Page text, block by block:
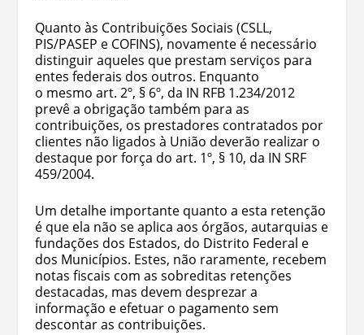
Quanto às Contribuições Sociais (CSLL,
PIS/PASEP e COFINS), novamente é necessário
distinguir aqueles que prestam serviços para
entes federais dos outros. Enquanto
o mesmo art. 2º, § 6º, da IN RFB 1.234/2012
prevê a obrigação também para as
contribuições, os prestadores contratados por
clientes não ligados à União deverão realizar o
destaque por força do art. 1º, § 10, da IN SRF
459/2004.
Um detalhe importante quanto a esta retenção
é que ela não se aplica aos órgãos, autarquias e
fundações dos Estados, do Distrito Federal e
dos Municípios. Estes, não raramente, recebem
notas fiscais com as sobreditas retenções
destacadas, mas devem desprezar a
informação e efetuar o pagamento sem
descontar as contribuições.